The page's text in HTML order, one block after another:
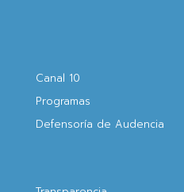
Canal 10
Programas
Defensoría de Audencia